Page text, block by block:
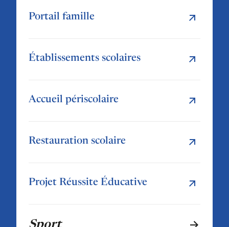
Portail famille
Établissements scolaires
Accueil périscolaire
Restauration scolaire
Projet Réussite Éducative